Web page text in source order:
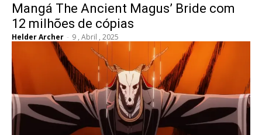
Mangá The Ancient Magus’ Bride com
12 milhões de cópias
Helder Archer - 9 , Abril , 2025